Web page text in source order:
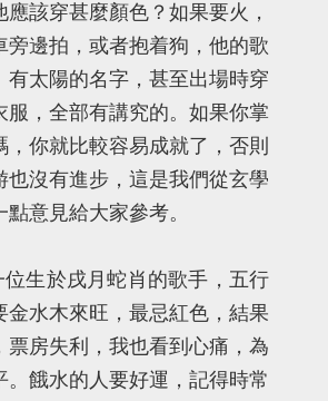
該穿甚麼顏色？如果要火，
旁邊拍，或者抱着狗，他的歌
有太陽的名字，甚至出場時穿
服，全部有講究的。如果你掌
，你就比較容易成就了，否則
也沒有進步，這是我們從玄學
意見給大家參考。
位生於戌月蛇肖的歌手，五行
金水木來旺，最忌紅色，結果
票房失利，我也看到心痛，為
。餓水的人要好運，記得時常